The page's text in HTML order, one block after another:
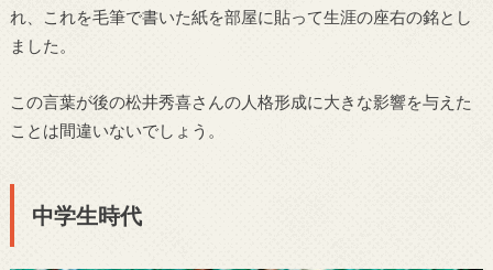
れ、これを毛筆で書いた紙を部屋に貼って生涯の座右の銘とし
ました。
この言葉が後の松井秀喜さんの人格形成に大きな影響を与えた
ことは間違いないでしょう。
中学生時代